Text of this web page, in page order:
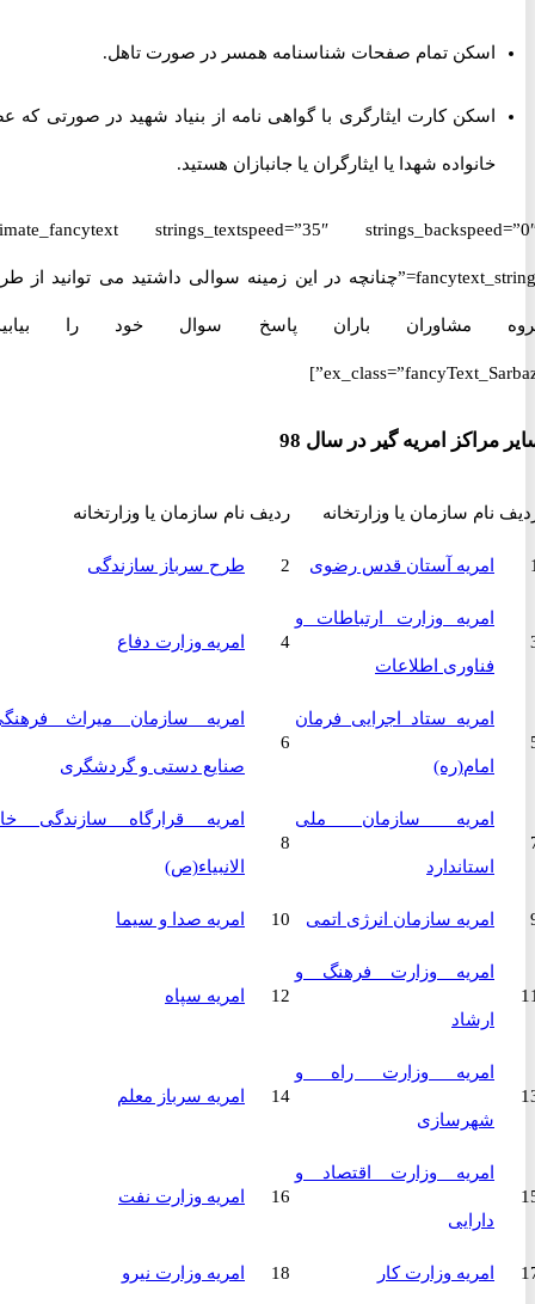
اسکن تمام صفحات شناسنامه همسر در صورت تاهل.
اسکن کارت ایثارگری با گواهی نامه از بنیاد شهید در صورتی که عضو
خانواده شهدا یا ایثارگران یا جانبازان هستید.
[ultimate_fancytext strings_textspeed=”35″
fancytext_strings=”چنانچه در این زمینه سوالی داشتید می توانید از طریق
مشاوران باران پاسخ سوال خود را بیابید.”
امریه گیر در سال 98
نام سازمان یا وزارتخانه ردیف نام سازمان یا وزارتخانه
امریه آستان قدس رضوی 2 طرح سرباز سازندگی
امریه وزارت ارتباطات و
فناوری اطلاعات
امریه وزارت دفاع
امریه ستاد اجرایی فرمان
امام(ره)
امریه سازمان میراث فرهنگی،
صنایع دستی و گردشگری
امریه سازمان ملی
استاندارد
امریه قرارگاه سازندگی خاتم
الانبیاء(ص)
امریه سازمان انرژی اتمی 10 امریه صدا و سیما
امریه وزارت فرهنگ و
ارشاد
امریه سپاه
امریه وزارت راه و
شهرسازی
امریه سرباز معلم
امریه وزارت اقتصاد و
دارایی
امریه وزارت نفت
امریه وزارت کار امریه وزارت نیرو